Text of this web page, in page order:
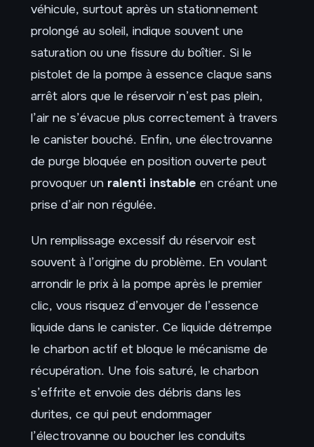
véhicule, surtout après un stationnement
prolongé au soleil, indique souvent une
saturation ou une fissure du boîtier. Si le
pistolet de la pompe à essence claque sans
arrêt alors que le réservoir n’est pas plein,
l’air ne s’évacue plus correctement à travers
le canister bouché. Enfin, une électrovanne
de purge bloquée en position ouverte peut
provoquer un ralenti instable en créant une
prise d’air non régulée.
Un remplissage excessif du réservoir est
souvent à l’origine du problème. En voulant
arrondir le prix à la pompe après le premier
clic, vous risquez d’envoyer de l’essence
liquide dans le canister. Ce liquide détrempe
le charbon actif et bloque le mécanisme de
récupération. Une fois saturé, le charbon
s’effrite et envoie des débris dans les
durites, ce qui peut endommager
l’électrovanne ou boucher les conduits